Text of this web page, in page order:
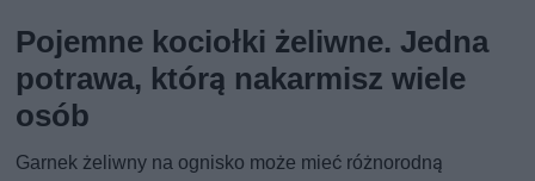
Pojemne kociołki żeliwne. Jedna
potrawa, którą nakarmisz wiele
osób
Garnek żeliwny na ognisko może mieć różnorodną